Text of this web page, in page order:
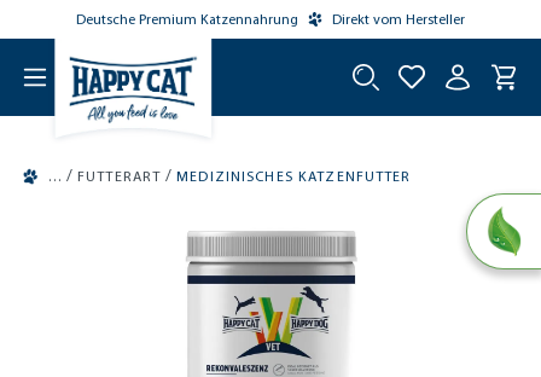
springen
Deutsche Premium Katzennahrung Direkt vom Hersteller
/ FUTTERART / MEDIZINISCHES KATZENFUTTER